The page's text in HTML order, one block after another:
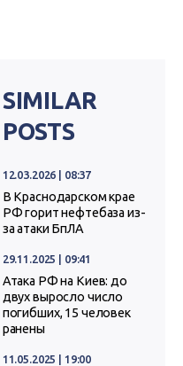
SIMILAR
POSTS
12.03.2026 | 08:37
В Краснодарском крае
РФ горит нефтебаза из-
за атаки БпЛА
29.11.2025 | 09:41
Атака РФ на Киев: до
двух выросло число
погибших, 15 человек
ранены
11.05.2025 | 19:00